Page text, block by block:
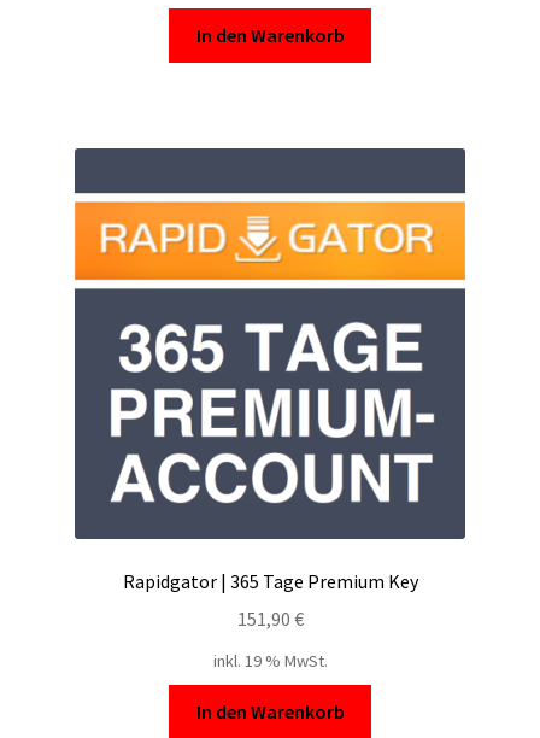
In den Warenkorb
Rapidgator | 365 Tage Premium Key
151,90 €
inkl. 19 % MwSt.
In den Warenkorb